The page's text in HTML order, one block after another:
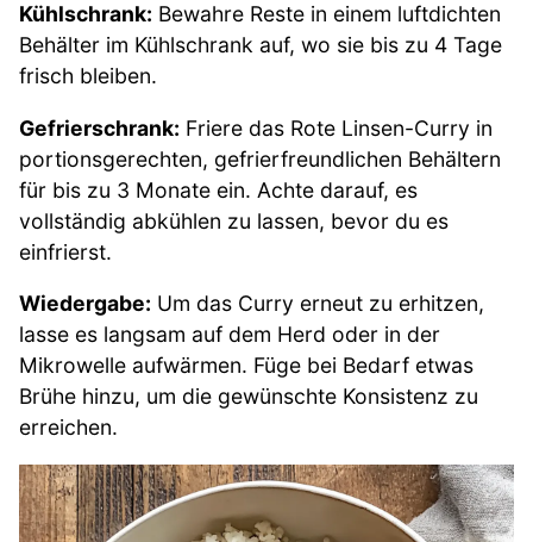
Kühlschrank: Bewahre Reste in einem luftdichten
Behälter im Kühlschrank auf, wo sie bis zu 4 Tage
frisch bleiben.
Gefrierschrank: Friere das Rote Linsen-Curry in
portionsgerechten, gefrierfreundlichen Behältern
für bis zu 3 Monate ein. Achte darauf, es
vollständig abkühlen zu lassen, bevor du es
einfrierst.
Wiedergabe: Um das Curry erneut zu erhitzen,
lasse es langsam auf dem Herd oder in der
Mikrowelle aufwärmen. Füge bei Bedarf etwas
Brühe hinzu, um die gewünschte Konsistenz zu
erreichen.